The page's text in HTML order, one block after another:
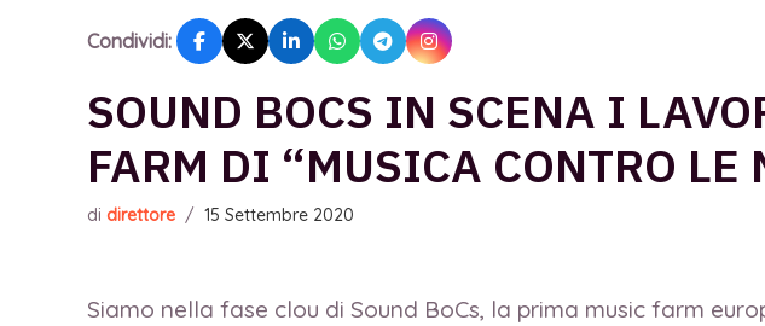
Condividi:
SOUND BOCS IN SCENA I
FARM DI “MUSICA CONTRO LE
di direttore / 15 Settembre 2020
Siamo nella fase clou di Sound BoCs, la prima music farm